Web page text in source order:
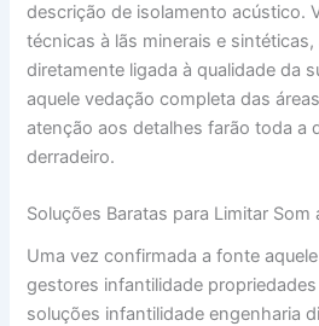
descrição de isolamento acústico.
técnicas à lãs minerais e
diretamente ligada à qualidade da
aquele vedação completa das
atenção aos detalhes farão toda a
derradeiro.
Soluções Baratas para Limitar
Uma vez confirmada a fonte
gestores infantilidade
soluções infantilidade engenharia